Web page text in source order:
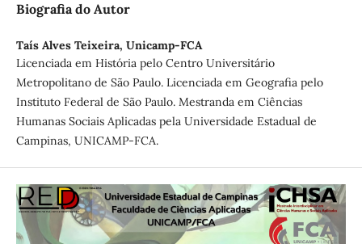
Biografia do Autor
Taís Alves Teixeira, Unicamp-FCA
Licenciada em História pelo Centro Universitário
Metropolitano de São Paulo. Licenciada em Geografia pelo
Instituto Federal de São Paulo. Mestranda em Ciências
Humanas Sociais Aplicadas pela Universidade Estadual de
Campinas, UNICAMP-FCA.